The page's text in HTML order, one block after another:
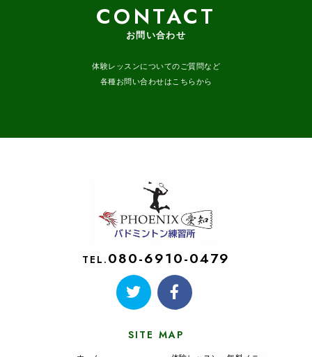
CONTACT
お問い合わせ
体験レッスンについてのご質問など
各種お問い合わせはこちらから
TEL. 080-6910-0479
SITE MAP